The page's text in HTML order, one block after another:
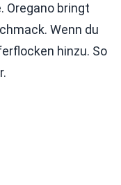
Oregano bringt
Wenn du
hinzu. So